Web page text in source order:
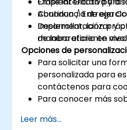
Continua / Entrega
Desarrollar, lanzar y
manera eficiente
Abundancia de
Implementación
de laboratorio en vivo.
Opciones de
Para solicitar una
personalizada para
contáctenos para
Para conocer más
Leer más...